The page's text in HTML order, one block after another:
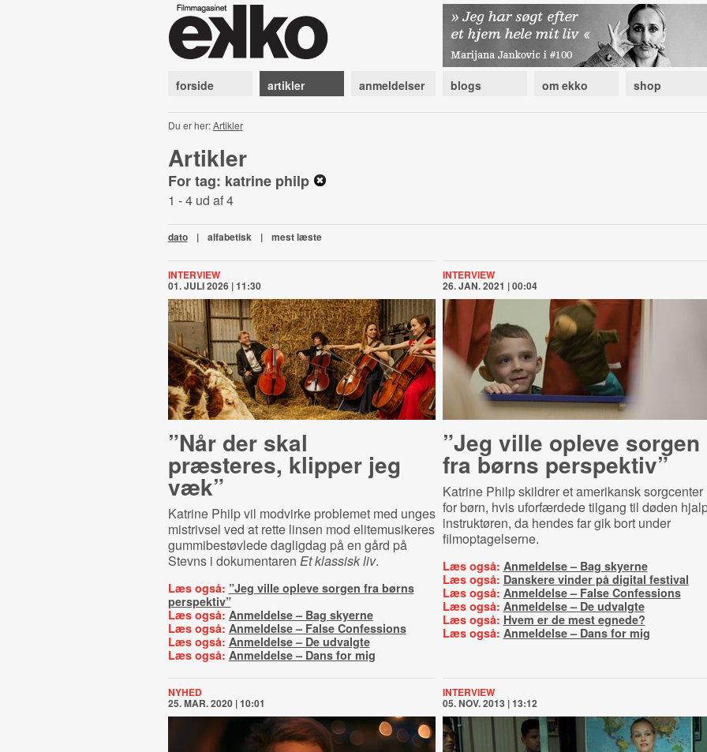
forside artikler anmeldelser blogs om ekko shop
Du er her:Artikler
Artikler
For tag: katrine philp
1 - 4 ud af 4
dato | alfabetisk | mest læste
INTERVIEW
01. JULI 2026 | 11:30
”Når der skal
præsteres, klipper jeg
væk”
Katrine Philp vil modvirke problemet med unges
mistrivsel ved at rette linsen mod elitemusikeres
gummibestøvlede dagligdag på en gård på
Stevns i dokumentaren Et klassisk liv.
Læs også: ”Jeg ville opleve sorgen fra børns
perspektiv”
Læs også: Anmeldelse – Bag skyerne
Læs også: Anmeldelse – False Confessions
Læs også: Anmeldelse – De udvalgte
Læs også: Anmeldelse – Dans for mig
INTERVIEW
26. JAN. 2021 | 00:04
”Jeg ville opleve sorgen
fra børns perspektiv”
Katrine Philp skildrer et amerikansk sorgcenter
for børn, hvis uforfærdede tilgang til døden
instruktøren, da hendes far gik bort under
filmoptagelserne.
Læs også: Anmeldelse – Bag skyerne
Læs også: Danskere vinder på digital festival
Læs også: Anmeldelse – False Confessions
Læs også: Anmeldelse – De udvalgte
Læs også: Hvem er de mest egnede?
Læs også: Anmeldelse – Dans for mig
NYHED
25. MAR. 2020 | 10:01
INTERVIEW
05. NOV. 2013 | 13:12